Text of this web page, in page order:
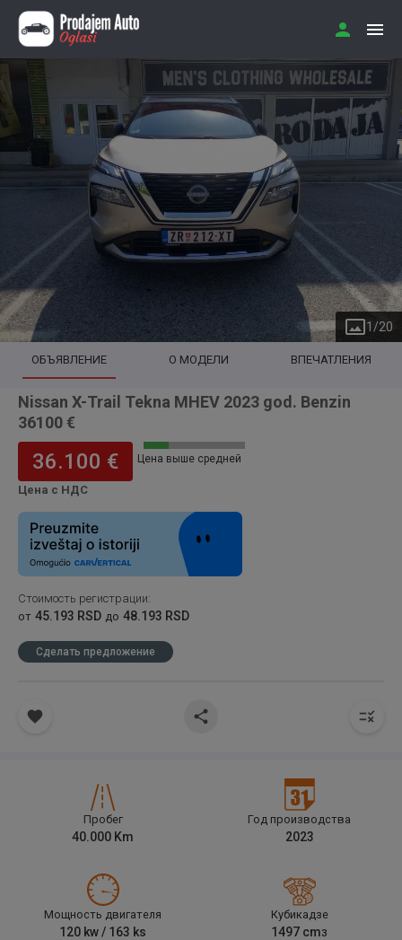
1 /20
ОБЪЯВЛЕНИЕ О МОДЕЛИ ВПЕЧАТЛЕНИЯ
Nissan X-Trail Tekna MHEV 2023 god. Benzin
36100 €
36.100 €
Цена с НДС
Цена выше средней
Стоимость регистрации:
от 45.193 RSD до 48.193 RSD
Сделать предложение
Пробег
40.000 Km
Год производства
2023
Мощность двигателя
120 kw / 163 ks
Кубикадзе
1497 cm3